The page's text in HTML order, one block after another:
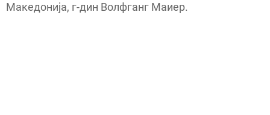
Македонија, г-дин Волфганг Маиер.